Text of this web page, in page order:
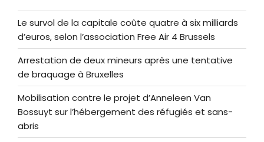
Le survol de la capitale coûte quatre à six milliards
d’euros, selon l’association Free Air 4 Brussels
Arrestation de deux mineurs après une tentative
de braquage à Bruxelles
Mobilisation contre le projet d’Anneleen Van
Bossuyt sur l’hébergement des réfugiés et sans-
abris